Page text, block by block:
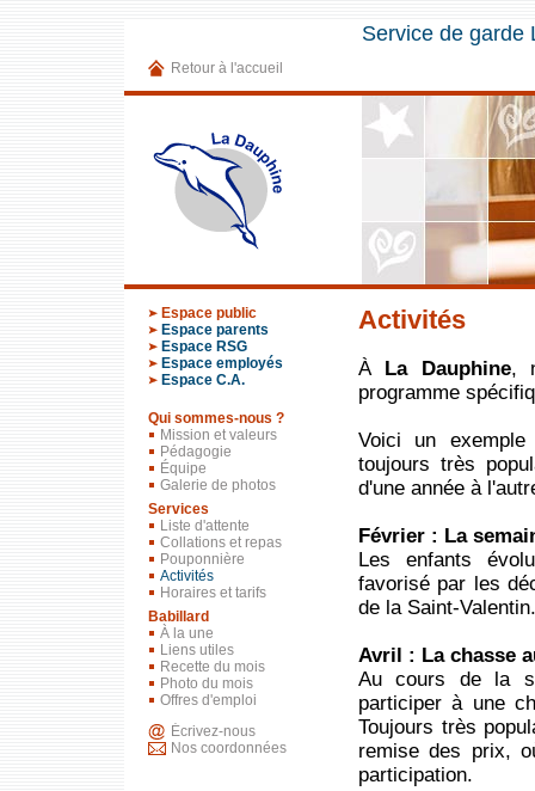
Service de garde
Retour à l'accueil
Espace public
Espace parents
Espace RSG
Espace employés
Espace C.A.
Qui sommes-nous ?
Mission et valeurs
Pédagogie
Équipe
Galerie de photos
Services
Liste d'attente
Collations et repas
Pouponnière
Activités
Horaires et tarifs
Babillard
À la une
Liens utiles
Recette du mois
Photo du mois
Offres d'emploi
Écrivez-nous
Nos coordonnées
Activités
À La Dauphine,
programme
Voici un
toujours très
d'une année à
Février : La
Les enfants
favorisé par les
de la Saint-Valentin.
Avril : La chasse
Au cours de la
participer à une
Toujours très
remise des prix,
participation.